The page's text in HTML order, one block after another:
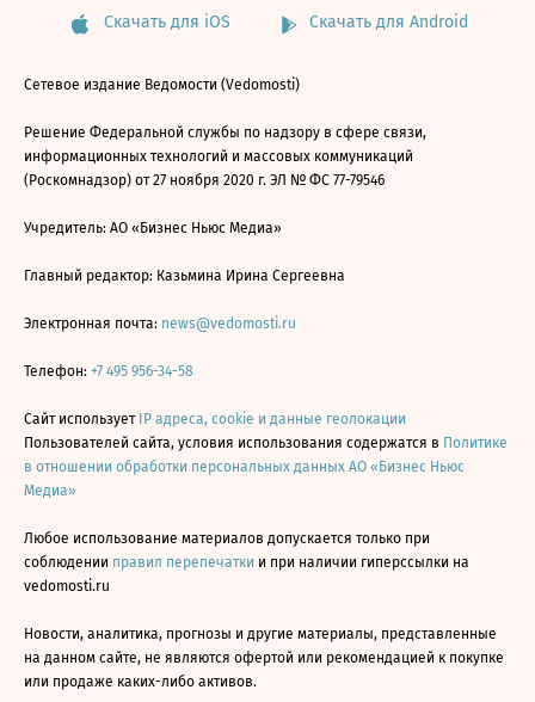
Скачать для iOS Скачать для Android
Сетевое издание Ведомости (Vedomosti)
Решение Федеральной службы по надзору в сфере связи,
информационных технологий и массовых коммуникаций
(Роскомнадзор) от 27 ноября 2020 г. ЭЛ № ФС 77-79546
Учредитель: АО «Бизнес Ньюс Медиа»
Главный редактор: Казьмина Ирина Сергеевна
Электронная почта: news@vedomosti.ru
Телефон: +7 495 956-34-58
Сайт использует IP адреса, cookie и данные геолокации
Пользователей сайта, условия использования содержатся в Политике
в отношении обработки персональных данных АО «Бизнес Ньюс
Медиа»
Любое использование материалов допускается только при
соблюдении правил перепечатки и при наличии гиперссылки на
vedomosti.ru
Новости, аналитика, прогнозы и другие материалы, представленные
на данном сайте, не являются офертой или рекомендацией к покупке
или продаже каких-либо активов.